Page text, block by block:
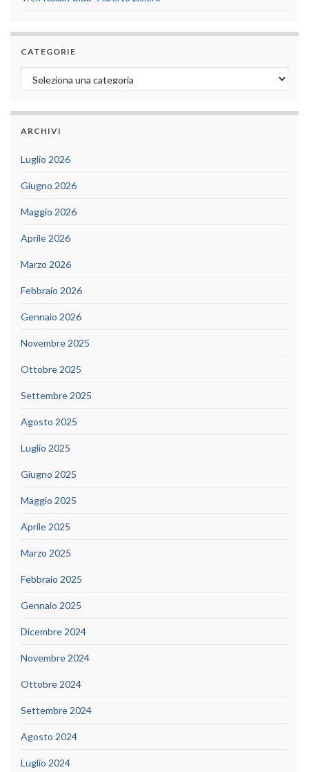
CATEGORIE
Categorie
ARCHIVI
Luglio 2026
Giugno 2026
Maggio 2026
Aprile 2026
Marzo 2026
Febbraio 2026
Gennaio 2026
Novembre 2025
Ottobre 2025
Settembre 2025
Agosto 2025
Luglio 2025
Giugno 2025
Maggio 2025
Aprile 2025
Marzo 2025
Febbraio 2025
Gennaio 2025
Dicembre 2024
Novembre 2024
Ottobre 2024
Settembre 2024
Agosto 2024
Luglio 2024